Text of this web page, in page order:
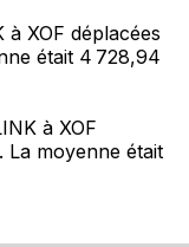
XOF déplacées
était 4 728,94
à XOF
La moyenne était